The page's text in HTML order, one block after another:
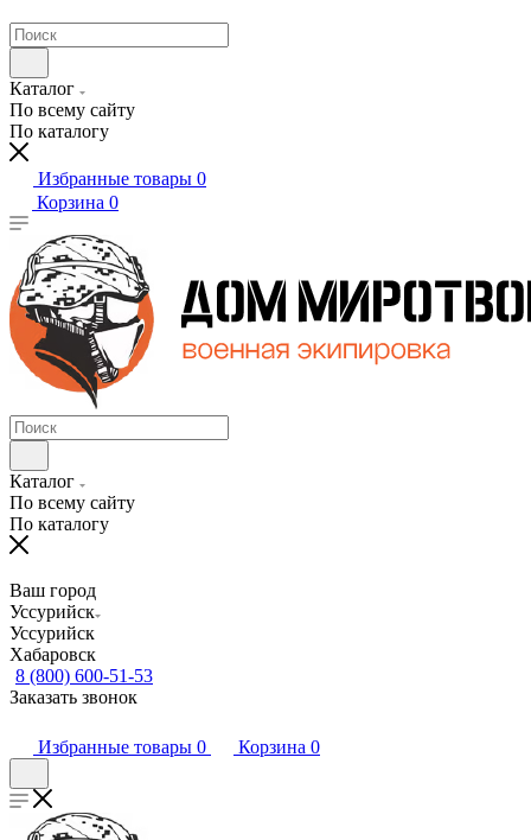
Каталог
По всему сайту
По каталогу
Избранные товары 0
Корзина 0
Каталог
По всему сайту
По каталогу
Ваш город
Уссурийск
Уссурийск
Хабаровск
8 (800) 600-51-53
Заказать звонок
Избранные товары 0 Корзина 0